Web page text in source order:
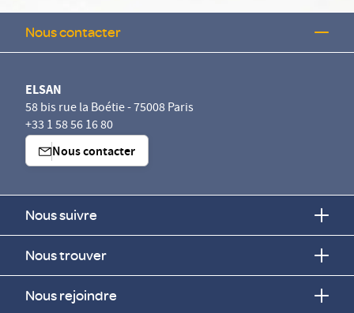
Nous contacter
ELSAN
58 bis rue la Boétie - 75008 Paris
+33 1 58 56 16 80
Nous contacter
Nous suivre
Nous trouver
Nous rejoindre